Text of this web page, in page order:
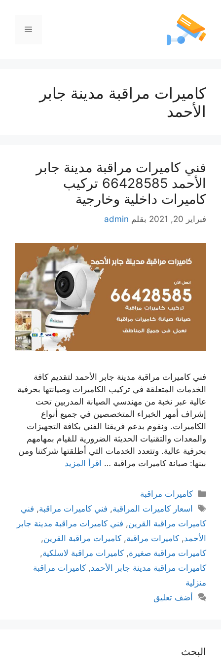
كاميرات مراقبة مدينة جابر
الأحمد
فني كاميرات مراقبة مدينة جابر
الأحمد 66428585 تركيب
كاميرات داخلية وخارجية
فبراير 20, 2021 بقلم admin
فني كاميرات مراقبة مدينة جابر الأحمد لتقديم كافة
الخدمات المتعلقة في تركيب الكاميرات وصيانتها بحرفية
عالية عبر نخبة من مهندسي الصيانة المدربين تحت
إشراف أمهر الخبراء المتخصصين في جميع أنواع
الكاميرات. ونقوم بدعم فريقنا الفني بكافة التجهيزات
والمعدات والتقنيات الحديثة الضرورية للقيام بمهامهم
بحرفية عالية. وتتعدد الخدمات التي أطلقتها شركتنا ومن
بينها: صيانة كاميرات مراقبة … اقرأ المزيد
كاميرات مراقبة
اسعار كاميرات المراقبة, فني كاميرات مراقبة, فني
كاميرات مراقبة القرين, فني كاميرات مراقبة مدينة جابر
الأحمد, كاميرات مراقبة, كاميرات مراقبة القرين,
كاميرات مراقبة صغيرة, كاميرات مراقبة لاسلكية,
كاميرات مراقبة مدينة جابر الأحمد, كاميرات مراقبة
منزلية
أضف تعليق
البحث